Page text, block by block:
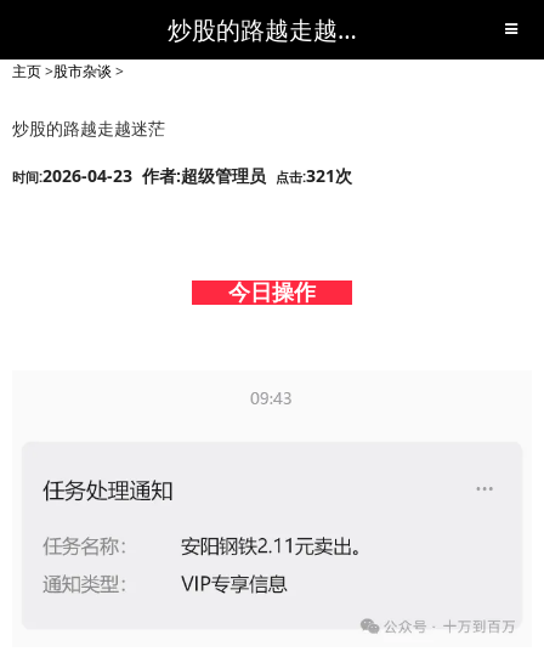
炒股的路越走越迷茫-股市杂谈-短线黑马,短线股票,短线炒股,实战,荐股,操盘,超级短线,令人叹为观止的短线炒股!-超级短线
主页>股市杂谈 >
炒股的路越走越迷茫
时间:2026-04-23 作者:超级管理员 点击:321次
今日操作